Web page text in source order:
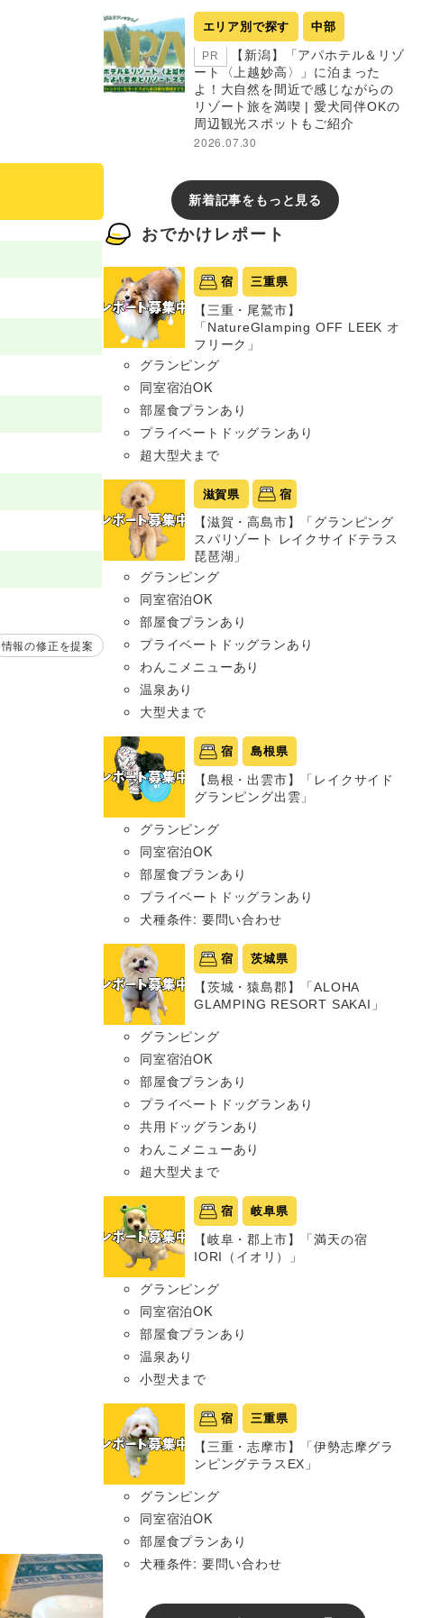
情報の修正を提案
エリア別で探す 中部
PR
【新潟】「アパホテル＆リゾ
ート〈上越妙高〉」に泊まった
よ！大自然を間近で感じながらの
リゾート旅を満喫 | 愛犬同伴OKの
周辺観光スポットもご紹介
2026.07.30
新着記事をもっと見る
おでかけレポート
宿 三重県
【三重・尾鷲市】
「NatureGlamping OFF LEEK オ
フリーク」
グランピング
同室宿泊OK
部屋食プランあり
プライベートドッグランあり
超大型犬まで
滋賀県 宿
【滋賀・高島市】「グランピング
スパリゾート レイクサイドテラス
琵琶湖」
グランピング
同室宿泊OK
部屋食プランあり
プライベートドッグランあり
わんこメニューあり
温泉あり
大型犬まで
宿 島根県
【島根・出雲市】「レイクサイド
グランピング出雲」
グランピング
同室宿泊OK
部屋食プランあり
プライベートドッグランあり
犬種条件: 要問い合わせ
宿 茨城県
【茨城・猿島郡】「ALOHA
GLAMPING RESORT SAKAI」
グランピング
同室宿泊OK
部屋食プランあり
プライベートドッグランあり
共用ドッグランあり
わんこメニューあり
超大型犬まで
宿 岐阜県
【岐阜・郡上市】「満天の宿
IORI（イオリ）」
グランピング
同室宿泊OK
部屋食プランあり
温泉あり
小型犬まで
宿 三重県
【三重・志摩市】「伊勢志摩グラ
ンピングテラスEX」
グランピング
同室宿泊OK
部屋食プランあり
犬種条件: 要問い合わせ